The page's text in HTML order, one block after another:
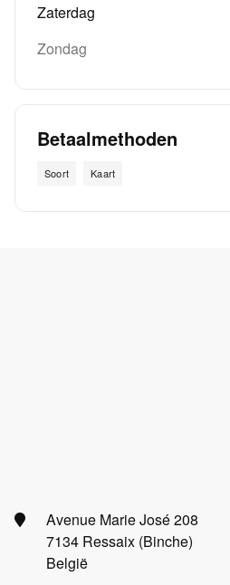
Zaterdag
Zondag
Betaalmethoden
Soort Kaart
Avenue Marie José 208
7134 Ressaix (Binche)
België